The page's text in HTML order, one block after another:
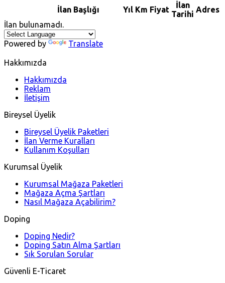
İlan Başlığı Yıl Km Fiyat
İlan
Tarihi Adres
İlan bulunamadı.
Powered by Translate
Hakkımızda
Hakkımızda
Reklam
İletişim
Bireysel Üyelik
Bireysel Üyelik Paketleri
İlan Verme Kuralları
Kullanım Koşulları
Kurumsal Üyelik
Kurumsal Mağaza Paketleri
Mağaza Açma Şartları
Nasıl Mağaza Açabilirim?
Doping
Doping Nedir?
Doping Satın Alma Şartları
Sık Sorulan Sorular
Güvenli E-Ticaret